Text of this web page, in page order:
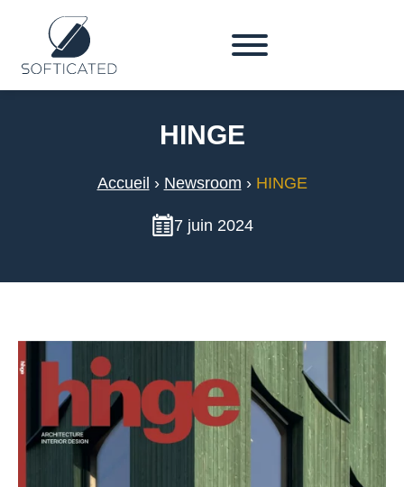
HINGE
Accueil › Newsroom › HINGE
7 juin 2024